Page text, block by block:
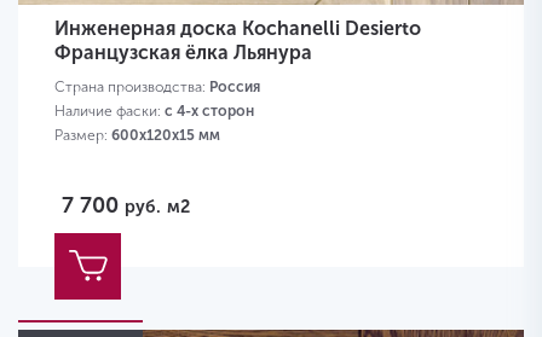
Инженерная доска Kochanelli Desierto
Французская ёлка Льянура
Страна производства: Россия
Наличие фаски: с 4-х сторон
Размер: 600х120х15 мм
7 700 руб. м2